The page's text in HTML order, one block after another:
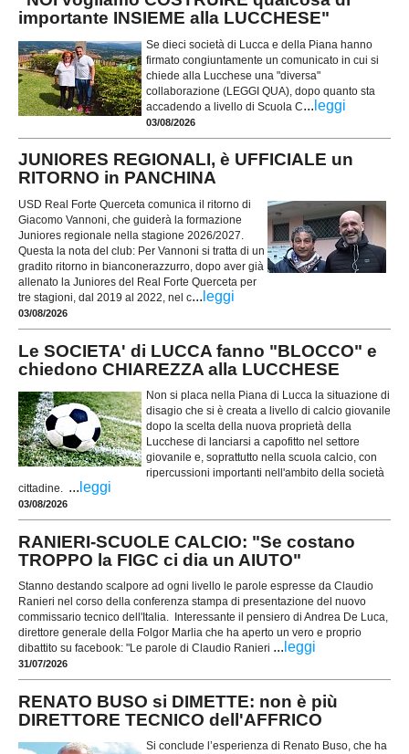
importante INSIEME alla LUCCHESE"
Se dieci società di Lucca e della Piana hanno
firmato congiuntamente un comunicato in cui si
chiede alla Lucchese una "diversa"
collaborazione (LEGGI QUA), dopo quanto sta
accadendo a livello di Scuola C... leggi
03/08/2026
JUNIORES REGIONALI, è UFFICIALE un
RITORNO in PANCHINA
USD Real Forte Querceta comunica il ritorno di
Giacomo Vannoni, che guiderà la formazione
Juniores regionale nella stagione 2026/2027.
Questa la nota del club: Per Vannoni si tratta di un
gradito ritorno in bianconerazzurro, dopo aver già
allenato la Juniores del Real Forte Querceta per
tre stagioni, dal 2019 al 2022, nel c... leggi
03/08/2026
Le SOCIETA' di LUCCA fanno "BLOCCO" e
chiedono CHIAREZZA alla LUCCHESE
Non si placa nella Piana di Lucca la situazione di
disagio che si è creata a livello di calcio giovanile
dopo la scelta della nuova proprietà della
Lucchese di lanciarsi a capofitto nel settore
giovanile e, soprattutto nella scuola calcio, con
ripercussioni importanti nell'ambito della società
cittadine. ... leggi
03/08/2026
RANIERI-SCUOLE CALCIO: "Se costano
TROPPO la FIGC ci dia un AIUTO"
Stanno destando scalpore ad ogni livello le parole espresse da Claudio
Ranieri nel corso della conferenza stampa di presentazione del nuovo
commissario tecnico dell'Italia. Interessante il pensiero di Andrea De Luca,
direttore generale della Folgor Marlia che ha aperto un vero e proprio
dibattito su facebook: "Le parole di Claudio Ranieri ... leggi
31/07/2026
RENATO BUSO si DIMETTE: non è più
DIRETTORE TECNICO dell'AFFRICO
Si conclude l’esperienza di Renato Buso, che ha